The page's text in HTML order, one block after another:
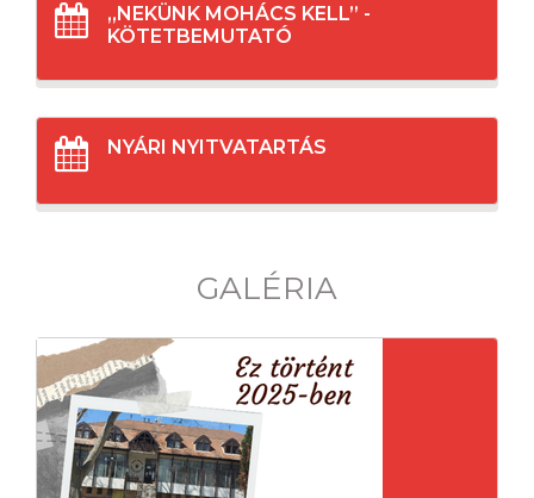
„NEKÜNK MOHÁCS KELL” -
KÖTETBEMUTATÓ
NYÁRI NYITVATARTÁS
GALÉRIA